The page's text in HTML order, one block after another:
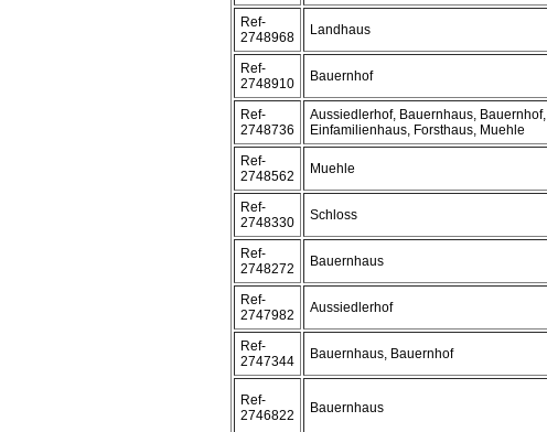
Ref-
2748968
Landhaus
Ref-
2748910
Bauernhof
Ref-
2748736
Aussiedlerhof, Bauernhaus, Bauernhof,
Einfamilienhaus, Forsthaus, Muehle
Ref-
2748562
Muehle
Ref-
2748330
Schloss
Ref-
2748272
Bauernhaus
Ref-
2747982
Aussiedlerhof
Ref-
2747344
Bauernhaus, Bauernhof
Ref-
2746822
Bauernhaus